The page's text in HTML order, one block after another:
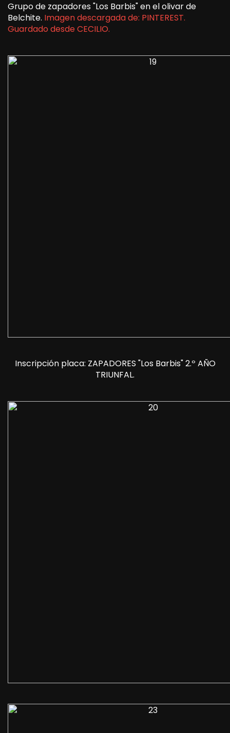
Grupo de zapadores "Los Barbis" en el olivar de
Belchite. Imagen descargada de: PINTEREST.
Guardado desde CECILIO.
Inscripción placa: ZAPADORES "Los Barbis" 2.º AÑO
TRIUNFAL.